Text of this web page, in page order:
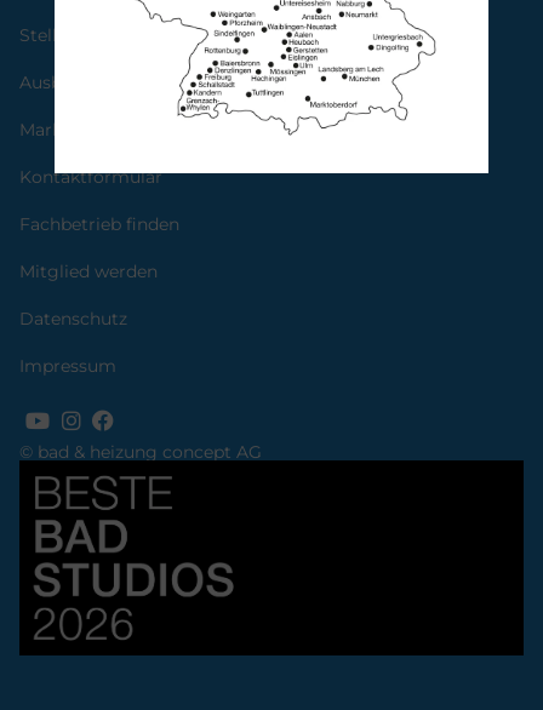
© bad & heizung concept AG
Stellenangebote
Ausbildung
Marken
Kontaktformular
Fachbetrieb finden
Mitglied werden
Datenschutz
Impressum